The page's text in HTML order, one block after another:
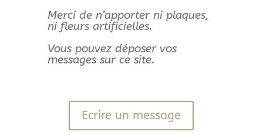
Merci de n’apporter ni plaques,
ni fleurs artificielles.
Vous pouvez déposer vos
messages sur ce site.
Ecrire un message